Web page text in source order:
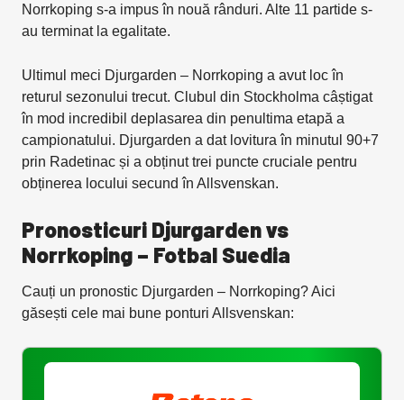
Norrkoping s-a impus în nouă rânduri. Alte 11 partide s-
au terminat la egalitate.
Ultimul meci Djurgarden – Norrkoping a avut loc în
returul sezonului trecut. Clubul din Stockholma câștigat
în mod incredibil deplasarea din penultima etapă a
campionatului. Djurgarden a dat lovitura în minutul 90+7
prin Radetinac și a obținut trei puncte cruciale pentru
obținerea locului secund în Allsvenskan.
Pronosticuri Djurgarden vs
Norrkoping – Fotbal Suedia
Cauți un pronostic Djurgarden – Norrkoping? Aici
găsești cele mai bune ponturi Allsvenskan: